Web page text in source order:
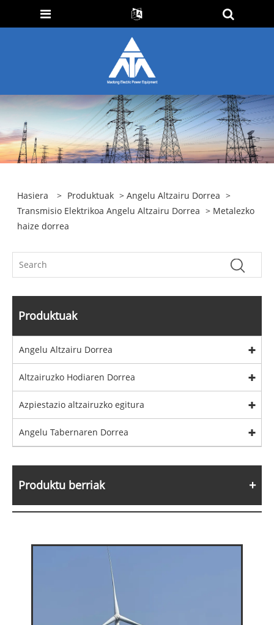
Hasiera > Produktuak >Angelu Altzairu Dorrea >
Transmisio Elektrikoa Angelu Altzairu Dorrea > Metalezko
haize dorrea
Produktuak
Angelu Altzairu Dorrea
Altzairuzko Hodiaren Dorrea
Azpiestazio altzairuzko egitura
Angelu Tabernaren Dorrea
Produktu berriak